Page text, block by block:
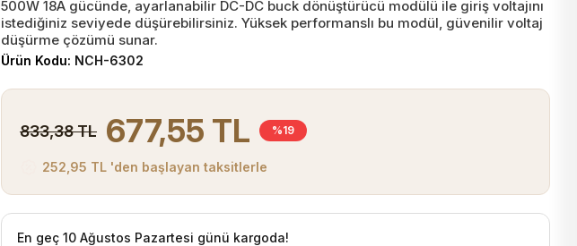
500W 18A gücünde, ayarlanabilir DC-DC buck dönüştürücü modülü ile giriş voltajını
istediğiniz seviyede düşürebilirsiniz. Yüksek performanslı bu modül, güvenilir voltaj
düşürme çözümü sunar.
Ürün Kodu: NCH-6302
833,38 TL 677,55 TL %19
252,95 TL 'den başlayan taksitlerle
En geç 10 Ağustos Pazartesi günü kargoda!